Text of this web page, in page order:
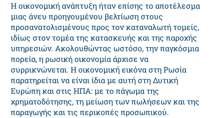
Η οικονομική ανάπτυξη ήταν επίσης το αποτέλεσμα
μιας άνευ προηγουμένου βελτίωση στους
προσανατολισμένους προς τον καταναλωτή τομείς,
ιδίως στον τομέα της κατασκευής και της παροχής
υπηρεσιών. Ακολουθώντας ωστόσο, την παγκόσμια
πορεία, η ρωσική οικονομία άρχισε να
συρρικνώνεται. Η οικονομική εικόνα στη Ρωσία
παρατηρείται να είναι ίδια με αυτή στη Δυτική
Ευρώπη και στις ΗΠΑ: με το πάγωμα της
χρηματοδότησης, τη μείωση των πωλήσεων και της
παραγωγής και τις περικοπές προσωπικού.